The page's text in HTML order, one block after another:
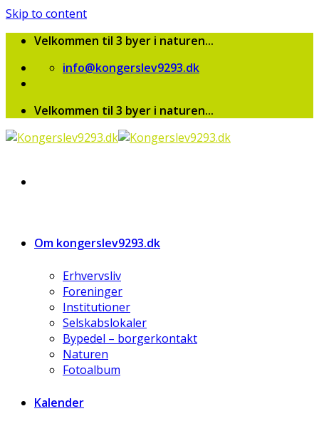
Skip to content
Velkommen til 3 byer i naturen...
info@kongerslev9293.dk
Velkommen til 3 byer i naturen...
Om kongerslev9293.dk
Erhvervsliv
Foreninger
Institutioner
Selskabslokaler
Bypedel – borgerkontakt
Naturen
Fotoalbum
Kalender